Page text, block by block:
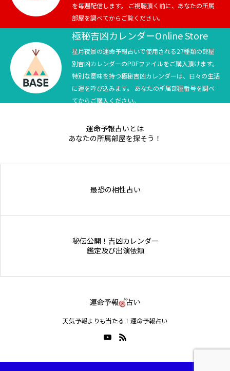
競馬
テニス四大大会・五輪
テニス四大大会・五輪
を毎週配信します。 ご視聴頂く前に、あなたの所属
部屋を調べてからご覧ください。
極秘吉凶カレンダーOnline Store
星月夜景の運命予報占いで使用される27種類の部屋
別吉凶カレンダーのPDFファイルをご購入頂けます。
特別な意味を持つ極秘吉凶カレンダーは、日々の生活
に運を呼び込みます。 あなたの所属部屋番号を調べ
てからご購入ください。
運命予報占いとは
あなたの所属部屋を探そう！
最恐の相性占い
秘伝公開！吉凶カレンダー
鑑定及び出演依頼
天気予報よりも当たる！運命予報占い